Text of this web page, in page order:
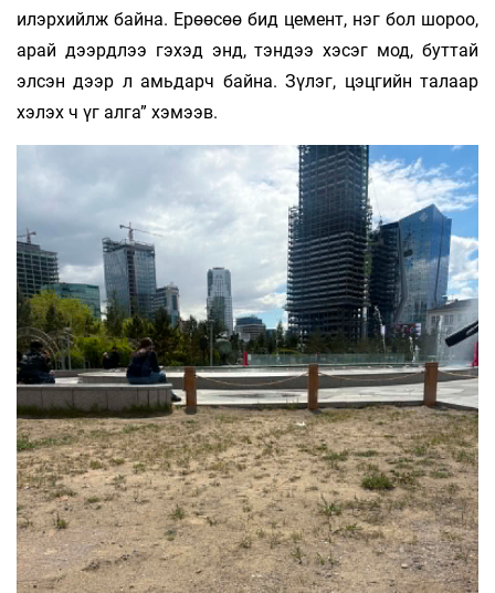
илэрхийлж байна. Ерөөсөө бид цемент, нэг бол шороо,
арай дээрдлээ гэхэд энд, тэндээ хэсэг мод, буттай
элсэн дээр л амьдарч байна. Зүлэг, цэцгийн талаар
хэлэх ч үг алга” хэмээв.